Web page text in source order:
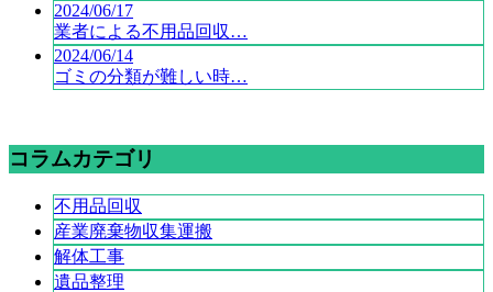
2024/06/17
業者による不用品回収…
2024/06/14
ゴミの分類が難しい時…
コラムカテゴリ
不用品回収
産業廃棄物収集運搬
解体工事
遺品整理